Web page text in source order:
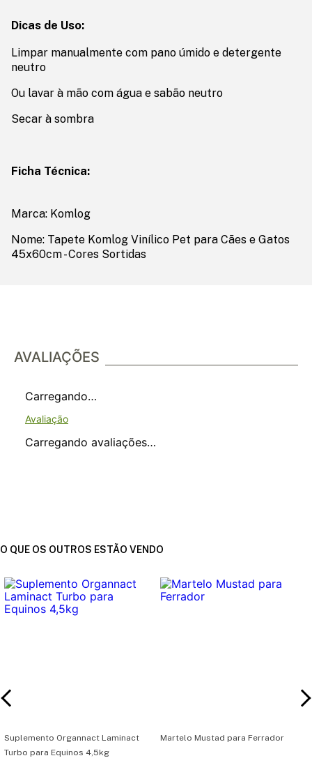
Dicas de Uso:
Limpar manualmente com pano úmido e detergente
neutro
Ou lavar à mão com água e sabão neutro
Secar à sombra
Ficha Técnica:
Marca: Komlog
Nome: Tapete Komlog Vinílico Pet para Cães e Gatos
45x60cm - Cores Sortidas
AVALIAÇÕES
Carregando…
Carregando avaliações…
O QUE OS OUTROS ESTÃO VENDO
Suplemento Organnact Laminact
Turbo para Equinos 4,5kg
Martelo Mustad para Ferrador